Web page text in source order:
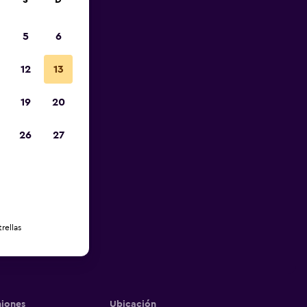
Ubicación
5 6
12 13
19 20
26 27